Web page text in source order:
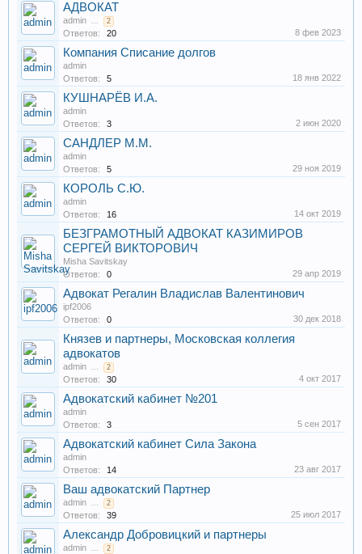
АДВОКАТ
admin ... 2
Ответов: 20 8 фев 2023
Компания Списание долгов
admin
Ответов:
5 18 янв 2022
КУШНАРЁВ И.А.
admin
Ответов:
3 2 июн 2020
САНДЛЕР М.М.
admin
Ответов:
5 29 ноя 2019
КОРОЛЬ С.Ю.
admin
Ответов:
16 14 окт 2019
БЕЗГРАМОТНЫЙ АДВОКАТ КАЗИМИРОВ
СЕРГЕЙ ВИКТОРОВИЧ
Misha Savitskay
Ответов:
0 29 апр 2019
Адвокат Регалин Владислав Валентинович
ipf2006
Ответов:
0 30 дек 2018
Князев и партнеры, Московская коллегия
адвокатов
admin ... 2
Ответов: 30 4 окт 2017
Адвокатский кабинет №201
admin
Ответов:
3 5 сен 2017
Aдвокатский кабинет Сила Закона
admin
Ответов:
14 23 авг 2017
Ваш адвокатский Партнер
admin ... 2
Ответов: 39 25 июл 2017
Александр Добровицкий и партнеры
admin ... 2